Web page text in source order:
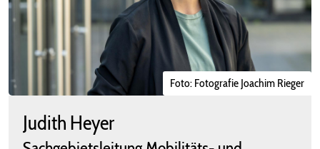
Judith Heyer
Foto: Fotografie Joachim Rieger